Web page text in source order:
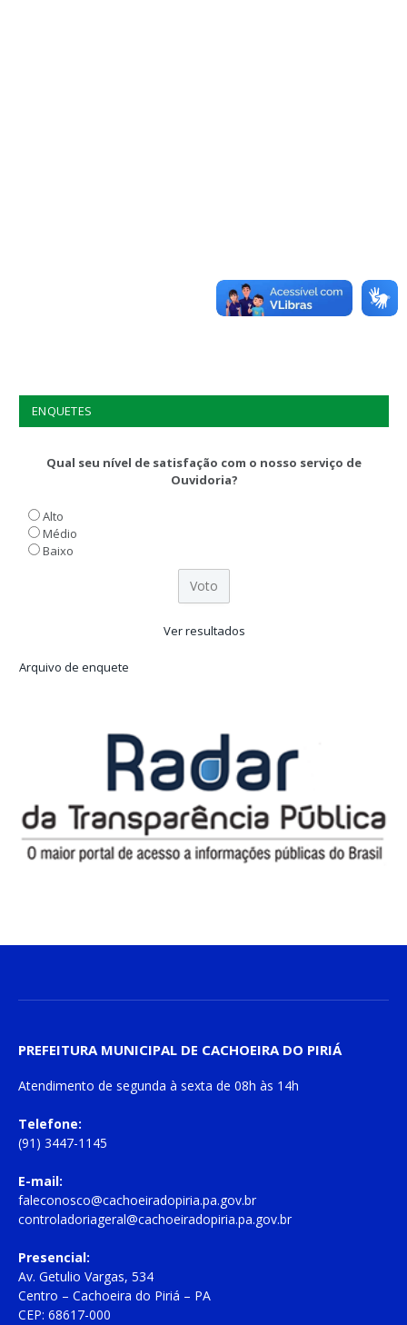
ENQUETES
Qual seu nível de satisfação com o nosso serviço de
Ouvidoria?
Alto
Médio
Baixo
Ver resultados
Arquivo de enquete
PREFEITURA MUNICIPAL DE CACHOEIRA DO PIRIÁ
Atendimento de segunda à sexta de 08h às 14h
Telefone:
(91) 3447-1145
E-mail:
faleconosco@cachoeiradopiria.pa.gov.br
controladoriageral@cachoeiradopiria.pa.gov.br
Presencial:
Av. Getulio Vargas, 534
Centro – Cachoeira do Piriá – PA
CEP: 68617-000